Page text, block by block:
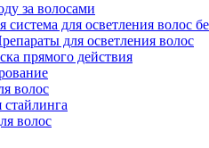
за волосами
для осветления волос
для осветления волос
прямого действия
волос
волос